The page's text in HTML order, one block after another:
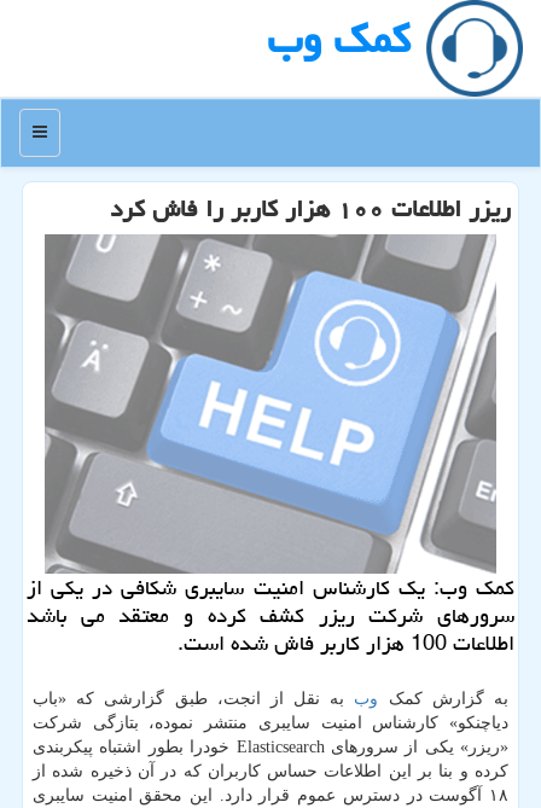
كمك وب
منو
ریزر اطلاعات ۱۰۰ هزار كاربر را فاش كرد
كمك وب: یك كارشناس امنیت سایبری شكافی در یكی از
سرورهای شركت ریزر كشف كرده و معتقد می باشد
اطلاعات 100 هزار كاربر فاش شده است.
به گزارش کمک وب به نقل از انجت، طبق گزارشی که «باب
دیاچنکو» کارشناس امنیت سایبری منتشر نموده، بتازگی شرکت
«ریزر» یکی از سرورهای Elasticsearch خودرا بطور اشتباه پیکربندی
کرده و بنا بر این اطلاعات حساس کاربران که در آن ذخیره شده از
۱۸ آگوست در دسترس عموم قرار دارد. این محقق امنیت سایبری